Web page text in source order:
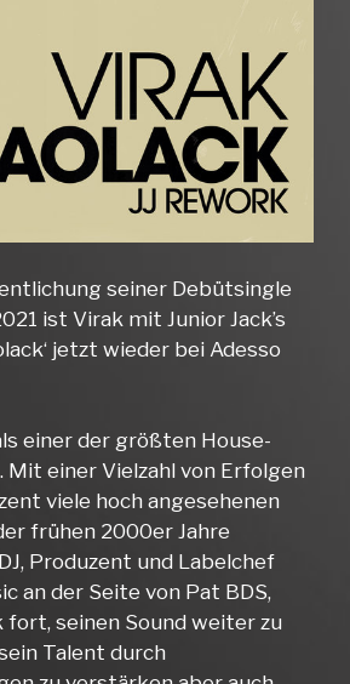
seiner Debütsingle
ist Virak mit Junior Jack’s
jetzt wieder bei Adesso
einer der größten House-
Mit einer Vielzahl von Erfolgen
viele hoch angesehenen
frühen 2000er Jahre
Produzent und Labelchef
an der Seite von Pat BDS,
fort, seinen Sound weiter zu
Talent durch